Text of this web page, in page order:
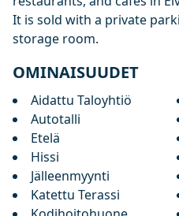
It is sold with a private
storage room.
OMINAISUUDET
Aidattu Taloyhtiö
Autotalli
Etelä
Hissi
Jälleenmyynti
Katettu Terassi